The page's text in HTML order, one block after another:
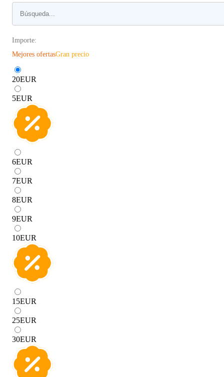
Importe:
Mejores ofertasGran precio
20EUR
5EUR
6EUR
7EUR
8EUR
9EUR
10EUR
15EUR
25EUR
30EUR